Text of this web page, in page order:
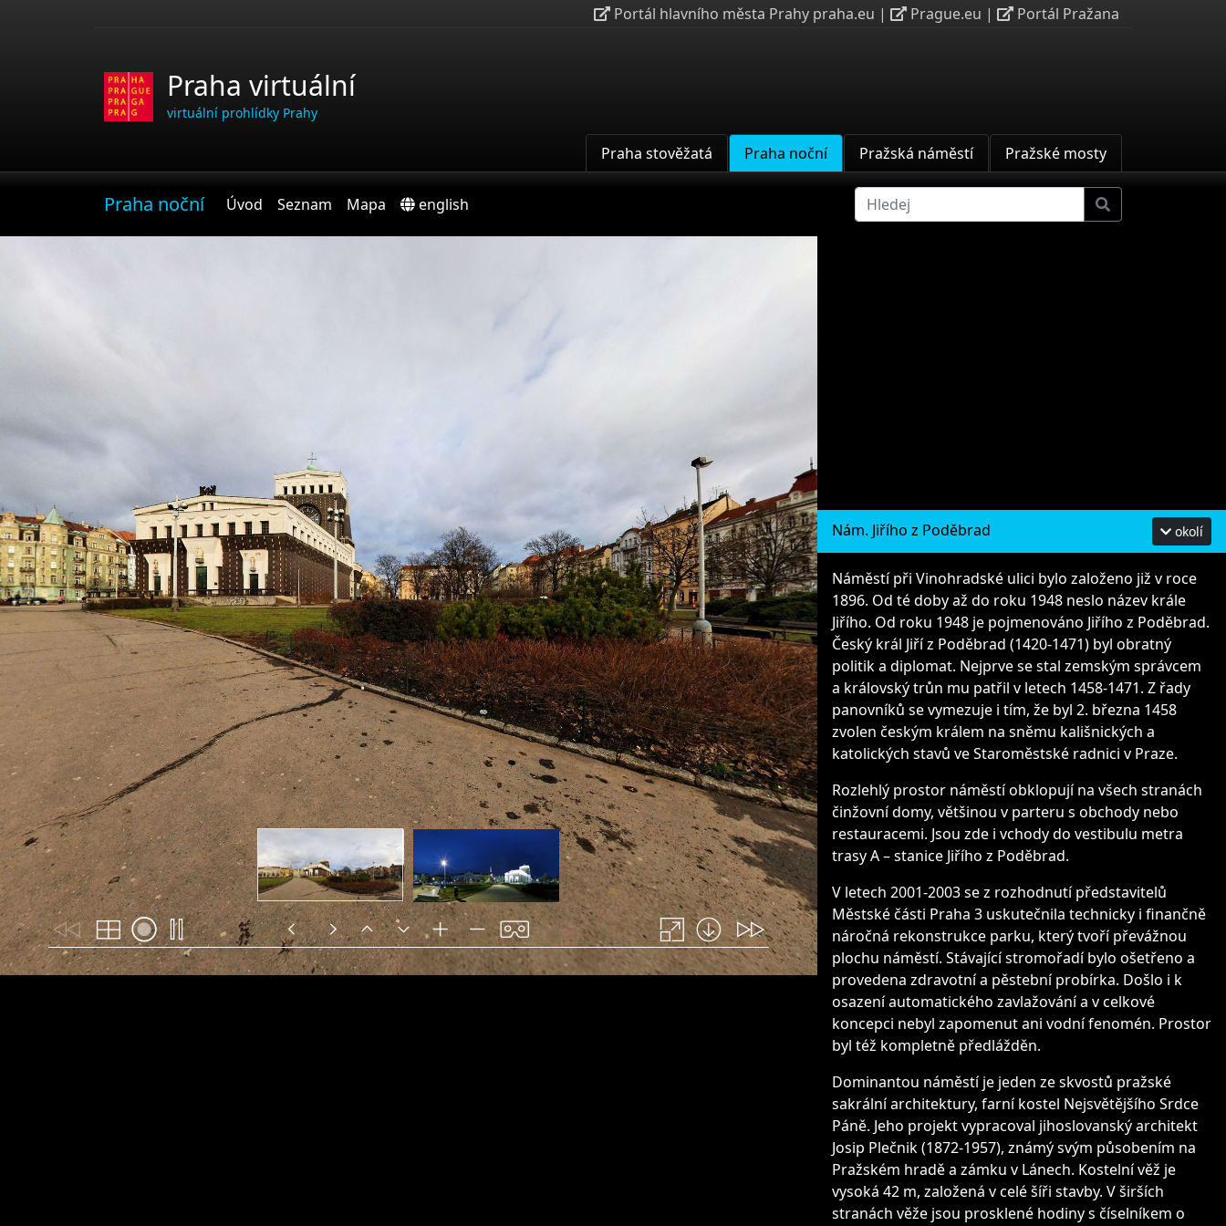
Portál hlavního města Prahy praha.eu | Prague.eu | Portál Pražana
Praha virtuální
virtuální prohlídky Prahy
Praha stověžatá Praha noční Pražská náměstí Pražské mosty
Praha noční Úvod Seznam Mapa english
Nám. Jiřího z Poděbrad okolí
Náměstí při Vinohradské ulici bylo založeno již v roce
1896. Od té doby až do roku 1948 neslo název krále
Jiřího. Od roku 1948 je pojmenováno Jiřího z Poděbrad.
Český král Jiří z Poděbrad (1420-1471) byl obratný
politik a diplomat. Nejprve se stal zemským správcem
a královský trůn mu patřil v letech 1458-1471. Z řady
panovníků se vymezuje i tím, že byl 2. března 1458
zvolen českým králem na sněmu kališnických a
katolických stavů ve Staroměstské radnici v Praze.
Rozlehlý prostor náměstí obklopují na všech stranách
činžovní domy, většinou v parteru s obchody nebo
restauracemi. Jsou zde i vchody do vestibulu metra
trasy A – stanice Jiřího z Poděbrad.
V letech 2001-2003 se z rozhodnutí představitelů
Městské části Praha 3 uskutečnila technicky i finančně
náročná rekonstrukce parku, který tvoří převážnou
plochu náměstí. Stávající stromořadí bylo ošetřeno a
provedena zdravotní a pěstební probírka. Došlo i k
osazení automatického zavlažování a v celkové
koncepci nebyl zapomenut ani vodní fenomén. Prostor
byl též kompletně předlážděn.
Dominantou náměstí je jeden ze skvostů pražské
sakrální architektury, farní kostel Nejsvětějšího Srdce
Páně. Jeho projekt vypracoval jihoslovanský architekt
Josip Plečnik (1872-1957), známý svým působením na
Pražském hradě a zámku v Lánech. Kostelní věž je
vysoká 42 m, založená v celé šíři stavby. V širších
stranách věže jsou prosklené hodiny s číselníkem o